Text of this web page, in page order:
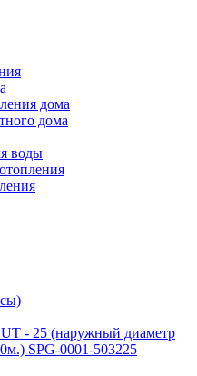
дома
дома
воды
- 25 (наружный диаметр
SPG-0001-503225